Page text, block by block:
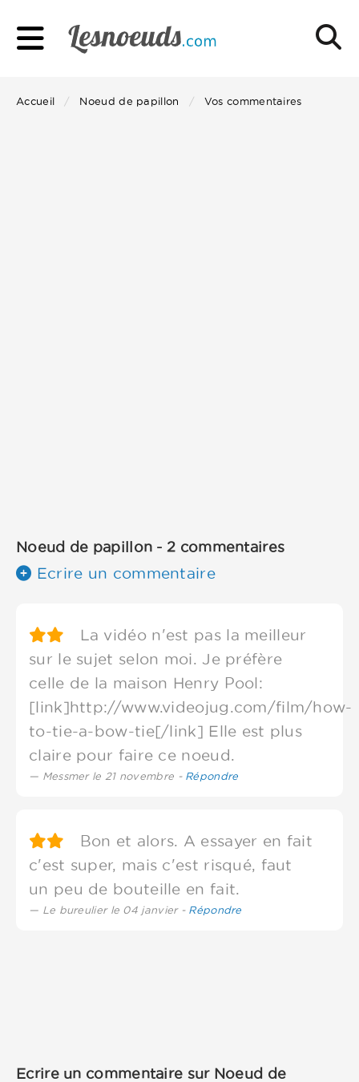
Accueil Noeud de papillon Vos commentaires
Noeud de papillon - 2 commentaires
Ecrire un commentaire
La vidéo n'est pas la meilleur
sur le sujet selon moi. Je préfère
celle de la maison Henry Pool:
[link]http://www.videojug.com/film/how-
to-tie-a-bow-tie[/link] Elle est plus
claire pour faire ce noeud.
Messmer le 21 novembre - Répondre
Bon et alors. A essayer en fait
c'est super, mais c'est risqué, faut
un peu de bouteille en fait.
Le bureulier le 04 janvier - Répondre
Ecrire un commentaire sur Noeud de